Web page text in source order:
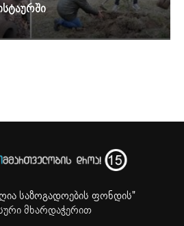
საზოგადოების ფონდის"
მხარდაჭერით